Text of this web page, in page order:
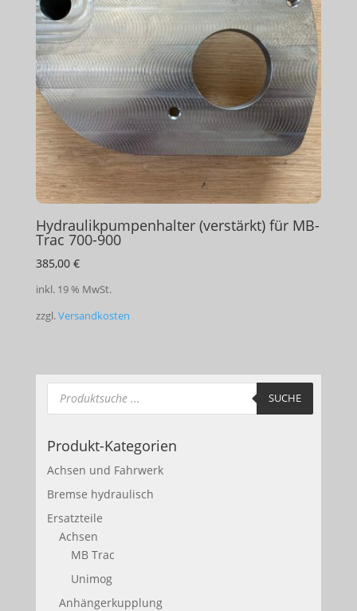
Hydraulikpumpenhalter (verstärkt) für MB-
Trac 700-900
385,00 €
inkl. 19 % MwSt.
zzgl.Versandkosten
Products
search SUCHE
Produkt-Kategorien
Achsen und Fahrwerk
Bremse hydraulisch
Ersatzteile
Achsen
MB Trac
Unimog
Anhängerkupplung